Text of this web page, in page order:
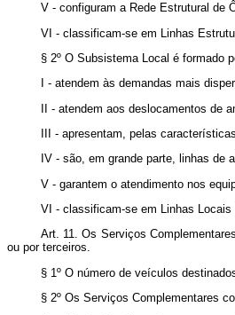
V - configuram a Rede Estrutural de
VI - classificam-se em Linhas
§ 2º O Subsistema Local é formado
I - atendem às demandas mais
II - atendem aos deslocamentos de
III - apresentam, pelas
IV - são, em grande parte, linhas de
V - garantem o atendimento nos
VI - classificam-se em Linhas
Art. 11. Os Serviços
ou por terceiros.
§ 1º O número de veículos
§ 2º Os Serviços Complementares